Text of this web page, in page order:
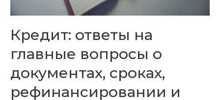
Кредит: ответы на
главные вопросы о
документах, сроках,
рефинансировании и